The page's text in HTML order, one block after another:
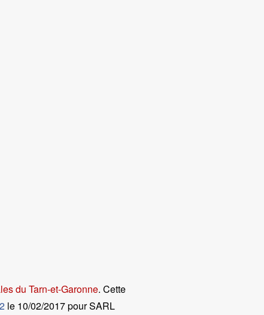
du Tarn-et-Garonne. Cette
le 10/02/2017 pour SARL